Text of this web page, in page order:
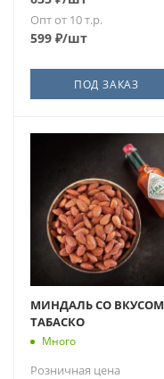
Опт от 10 т.р.
599 ₽/шт
ПОД ЗАКАЗ
МИНДАЛЬ СО ВКУСОМ
ТАБАСКО
Много
Розничная цена